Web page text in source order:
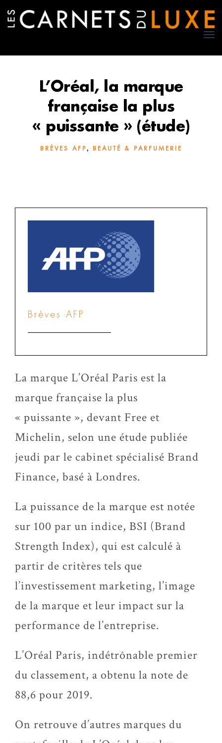
L’Oréal, la marque
française la plus
« puissante » (étude)
BRÈVES AFP, BEAUTÉ & PARFUMERIE
Brèves AFP
La marque L’Oréal Paris est la
marque française la plus
« puissante », devant Free et
Michelin, selon une étude publiée
jeudi par le cabinet spécialisé Brand
Finance, basé à Londres.
La puissance de la marque est notée
sur 100 par un indice, BSI (Brand
Strength Index), qui est calculé à
partir de critères tels que
l’investissement marketing, l’image
de la marque et leur impact sur la
performance de l’entreprise.
L’Oréal Paris, indétrônable premier
du classement, a obtenu la note de
88,6 pour 2019.
On retrouve d’autres marques du